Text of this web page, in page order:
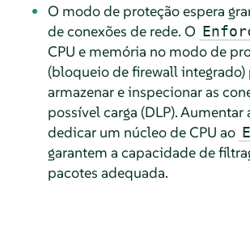
O modo de proteção espera
de conexões de rede. O
CPU e memória no modo de
(bloqueio de firewall integrado)
armazenar e inspecionar as
possível carga (DLP). Aumentar
dedicar um núcleo de CPU ao
garantem a capacidade de
pacotes adequada.